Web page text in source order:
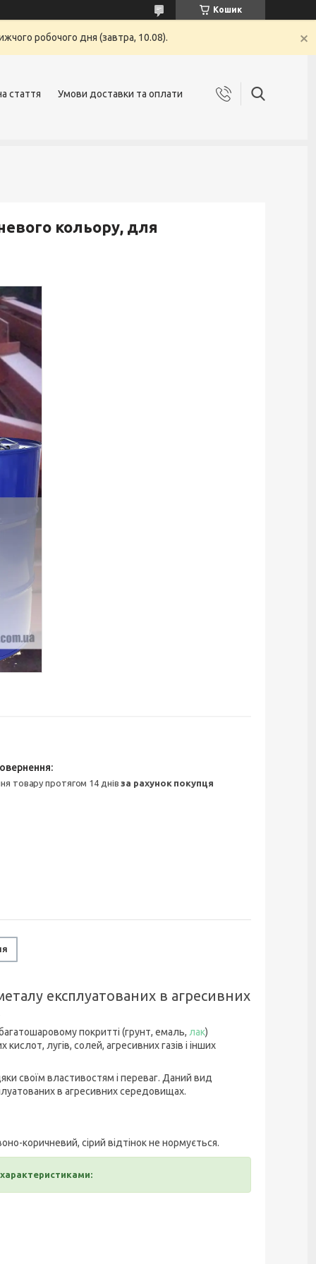
Кошик
робочого дня (завтра, 10.08).
стаття Умови доставки та оплати
кольору, для
товару протягом 14 днівза рахунок покупця
експлуатованих в агресивних
покритті (грунт, емаль, лак)
лугів, солей, агресивних газів і інших
своїм властивостям і переваг. Даний вид
в агресивних середовищах.
коричневий, сірий відтінок не нормується.